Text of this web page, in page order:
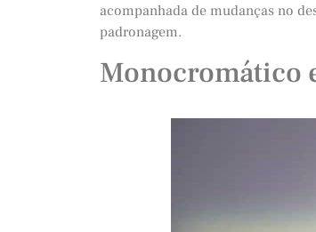
acompanhada de mudanças no
padronagem.
Monocromático